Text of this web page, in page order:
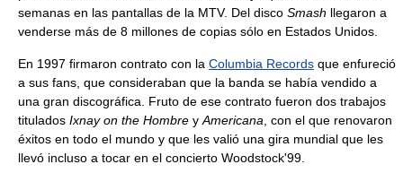
semanas en las pantallas de la MTV. Del disco Smash llegaron a
venderse más de 8 millones de copias sólo en Estados Unidos.
En 1997 firmaron contrato con la Columbia Records que enfureció
a sus fans, que consideraban que la banda se había vendido a
una gran discográfica. Fruto de ese contrato fueron dos trabajos
titulados Ixnay on the Hombre y Americana , con el que renovaron
éxitos en todo el mundo y que les valió una gira mundial que les
llevó incluso a tocar en el concierto Woodstock'99.